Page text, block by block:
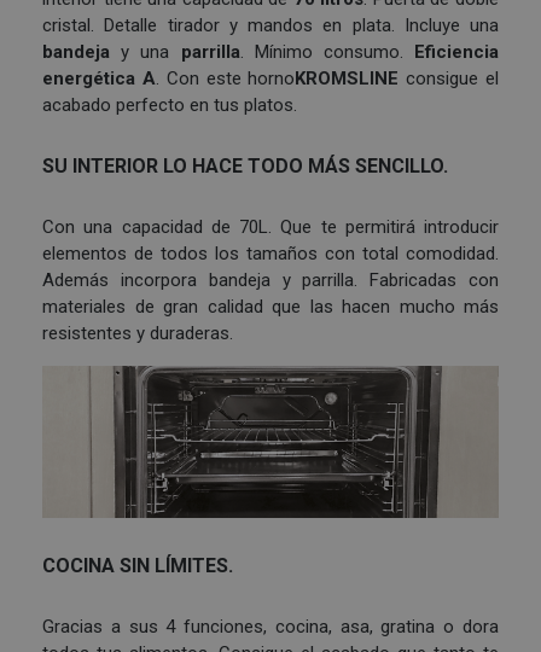
cristal. Detalle tirador y mandos en plata. Incluye una
bandeja y una parrilla. Mínimo consumo. Eficiencia
energética A. Con este hornoKROMSLINE consigue el
acabado perfecto en tus platos.
SU INTERIOR LO HACE TODO MÁS SENCILLO.
Con una capacidad de 70L. Que te permitirá introducir
elementos de todos los tamaños con total comodidad.
Además incorpora bandeja y parrilla. Fabricadas con
materiales de gran calidad que las hacen mucho más
resistentes y duraderas.
COCINA SIN LÍMITES.
Gracias a sus 4 funciones, cocina, asa, gratina o dora